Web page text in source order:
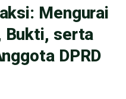
Mengurai
Bukti, serta
DPRD